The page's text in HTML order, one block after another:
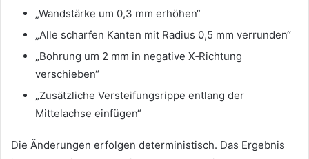
„Wandstärke um 0,3 mm erhöhen“
„Alle scharfen Kanten mit Radius 0,5 mm verrunden“
„Bohrung um 2 mm in negative X‑Richtung
verschieben“
„Zusätzliche Versteifungsrippe entlang der
Mittelachse einfügen“
Die Änderungen erfolgen deterministisch. Das Ergebnis